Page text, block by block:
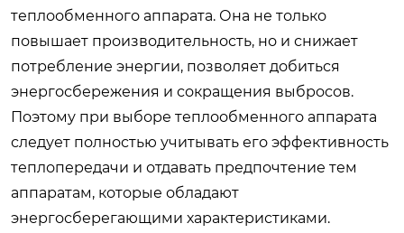
теплообменного аппарата. Она не только
повышает производительность, но и снижает
потребление энергии, позволяет добиться
энергосбережения и сокращения выбросов.
Поэтому при выборе теплообменного аппарата
следует полностью учитывать его эффективность
теплопередачи и отдавать предпочтение тем
аппаратам, которые обладают
энергосберегающими характеристиками.